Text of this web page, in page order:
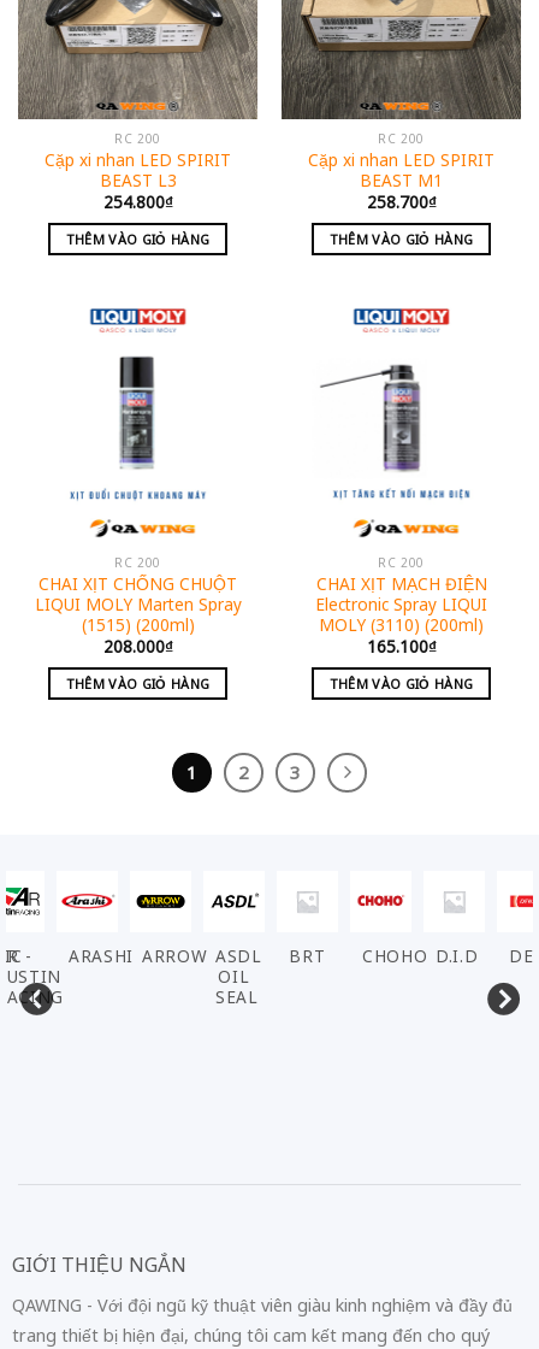
RC 200
Cặp xi nhan LED SPIRIT
BEAST L3
254.800₫
THÊM VÀO GIỎ HÀNG
RC 200
Cặp xi nhan LED SPIRIT
BEAST M1
258.700₫
THÊM VÀO GIỎ HÀNG
RC 200
CHAI XỊT CHỐNG CHUỘT
LIQUI MOLY Marten Spray
(1515) (200ml)
208.000₫
THÊM VÀO GIỎ HÀNG
RC 200
CHAI XỊT MẠCH ĐIỆN
Electronic Spray LIQUI
MOLY (3110) (200ml)
165.100₫
THÊM VÀO GIỎ HÀNG
1 2 3
ARROW ASDL
BRT CHOHO D.I.D DENSO
GIỚI THIỆU NGẮN
QAWING - Với đội ngũ kỹ thuật viên giàu kinh nghiệm và đầy đủ
trang thiết bị hiện đại, chúng tôi cam kết mang đến cho quý